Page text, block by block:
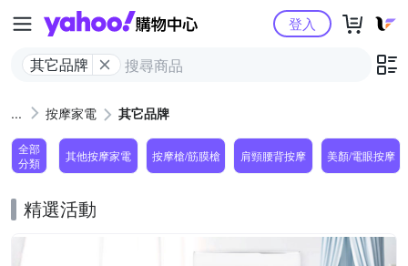
Yahoo購物中心
其它品牌
登入
按摩家電 其它品牌
全部
分類
其他按摩家電 按摩槍/筋膜槍 肩頸腰背按摩 美顏/電眼按摩
精選活動